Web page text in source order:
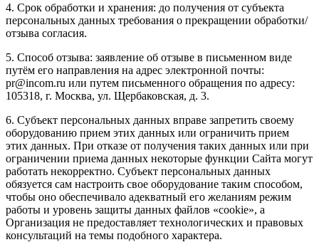
4. Срок обработки и хранения: до получения от субъекта
персональных данных требования о прекращении обработки/
отзыва согласия.
5. Способ отзыва: заявление об отзыве в письменном виде
путём его направления на адрес электронной почты:
pr@incom.ru или путем письменного обращения по адресу:
105318, г. Москва, ул. Щербаковская, д. 3.
6. Субъект персональных данных вправе запретить своему
оборудованию прием этих данных или ограничить прием
этих данных. При отказе от получения таких данных или при
ограничении приема данных некоторые функции Сайта могут
работать некорректно. Субъект персональных данных
обязуется сам настроить свое оборудование таким способом,
чтобы оно обеспечивало адекватный его желаниям режим
работы и уровень защиты данных файлов «cookie», а
Организация не предоставляет технологических и правовых
консультаций на темы подобного характера.